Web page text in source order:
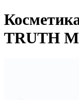
TRUTH